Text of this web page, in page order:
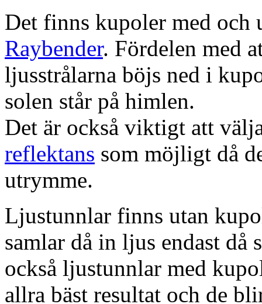
Det finns kupoler med och
Raybender. Fördelen med
ljusstrålarna böjs ned i
solen står på himlen.
Det är också viktigt att
reflektans som möjligt då
utrymme.
Ljustunnlar finns utan
samlar då in ljus endast då
också ljustunnlar med
allra bäst resultat och de